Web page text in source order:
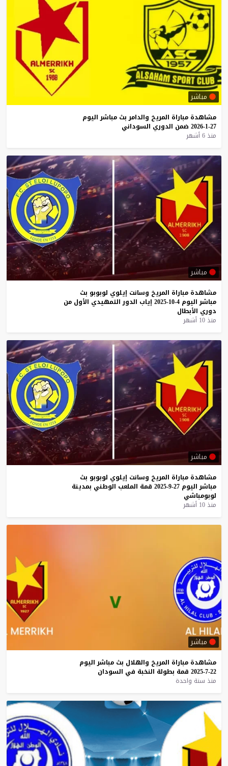
مباشر
مشاهدة مباراة المريخ والدامر بث مباشر اليوم
27-1-2026
ضمن الدوري السوداني
منذ 6 أشهر
مباشر
مشاهدة مباراة المريخ وسانت إيلوي لوبوبو بث
مباشر اليوم 4-10-2025 إياب الدور التمهيدي الأول من
دوري الأبطال
منذ 10 أشهر
مباشر
مشاهدة مباراة المريخ وسانت إيلوي لوبوبو بث
مباشر اليوم 27-9-2025 قمة الملعب الوطني بمدينة
لوبومباشي
منذ 10 أشهر
مباشر
مشاهدة مباراة المريخ والهلال بث مباشر اليوم
22-7-2025
قمة بطولة النخبة في السودان
منذ سنة واحدة